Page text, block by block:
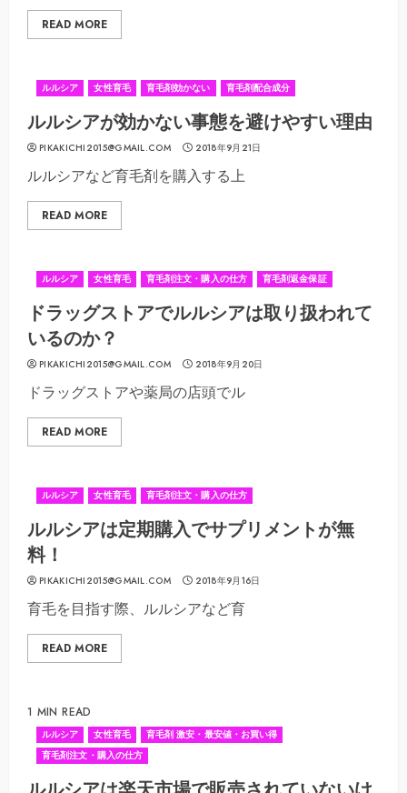
READ MORE
ルルシア 女性育毛 育毛剤効かない 育毛剤配合成分
ルルシアが効かない事態を避けやすい理由
PIKAKICHI2015@GMAIL.COM 2018年9月21日
ルルシアなど育毛剤を購入する上
READ MORE
ルルシア 女性育毛 育毛剤注文・購入の仕方 育毛剤返金保証
ドラッグストアでルルシアは取り扱われて
いるのか？
PIKAKICHI2015@GMAIL.COM 2018年9月20日
ドラッグストアや薬局の店頭でル
READ MORE
ルルシア 女性育毛 育毛剤注文・購入の仕方
ルルシアは定期購入でサプリメントが無
料！
PIKAKICHI2015@GMAIL.COM 2018年9月16日
育毛を目指す際、ルルシアなど育
READ MORE
1 MIN READ
ルルシア 女性育毛
育毛剤 激安・最安値・お買い得
育毛剤注文・購入の仕方